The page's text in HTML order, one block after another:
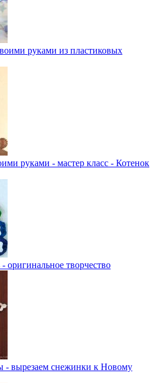
руками из пластиковых
руками - мастер класс - Котенок
оригинальное творчество
- вырезаем снежинки к Новому